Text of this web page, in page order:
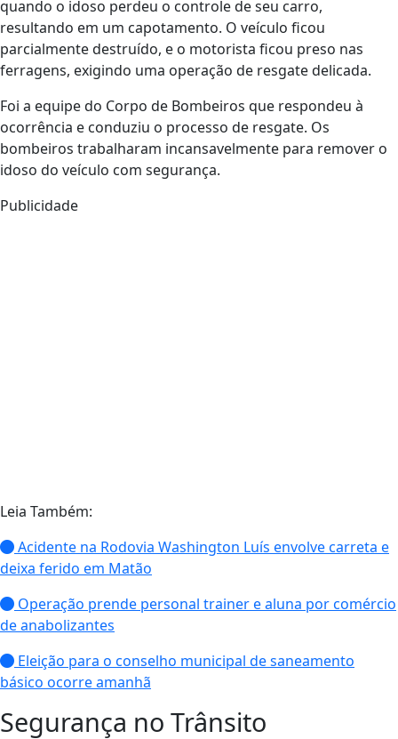
quando o idoso perdeu o controle de seu carro,
resultando em um capotamento. O veículo ficou
parcialmente destruído, e o motorista ficou preso nas
ferragens, exigindo uma operação de resgate delicada.
Foi a equipe do Corpo de Bombeiros que respondeu à
ocorrência e conduziu o processo de resgate. Os
bombeiros trabalharam incansavelmente para remover o
idoso do veículo com segurança.
Publicidade
Leia Também:
Acidente na Rodovia Washington Luís envolve carreta e
deixa ferido em Matão
Operação prende personal trainer e aluna por comércio
de anabolizantes
Eleição para o conselho municipal de saneamento
básico ocorre amanhã
Segurança no Trânsito